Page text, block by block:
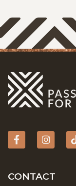
Facebook
CONTACT